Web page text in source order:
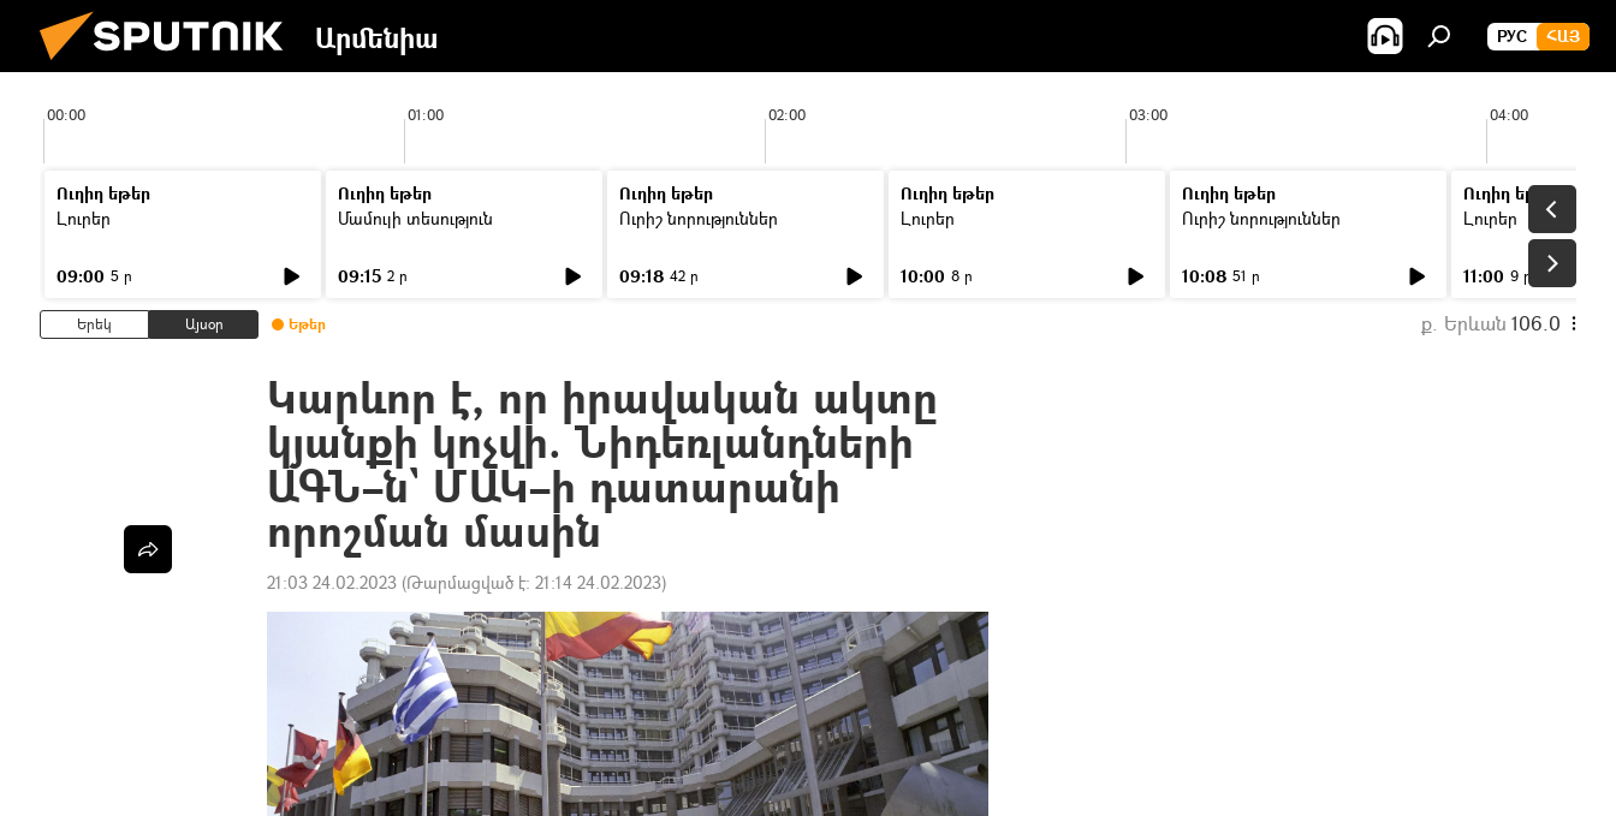
Արմենիա РУС ՀԱՅ
00:00 01:00 02:00 03:00 04:00
Ուղիղ եթեր
Լուրեր
09:00 5 ր
Ուղիղ եթեր
Մամուլի տեսություն
09:15 2 ր
Ուղիղ եթեր
Ուրիշ նորություններ
09:18 42 ր
Ուղիղ եթեր
Լուրեր
10:00 8 ր
Ուղիղ եթեր
Ուրիշ նորություններ
10:08 51 ր
Ուղիղ եթեր
Լուրեր
11:00 9 ր
Երեկ Այսօր Եթեր ք. Երևան 106.0
Կարևոր է, որ իրավական ակտը
կյանքի կոչվի. Նիդեռլանդների
ԱԳՆ–ն` ՄԱԿ–ի դատարանի
որոշման մասին
21:03 24.02.2023 (Թարմացված է: 21:14 24.02.2023)